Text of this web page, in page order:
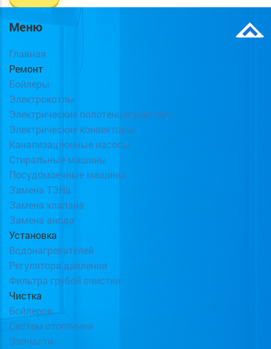
Меню
Главная
Ремонт
Бойлеры
Электрокотлы
Электрические полотенцесушители
Электрические конвекторы
Канализационные насосы
Стиральные машины
Посудомоечные машины
Замена ТЭНа
Замена клапана
Замена анода
Установка
Водонагревателей
Регулятора давления
Фильтра грубой очистки
Чистка
Бойлеров
Систем отопления
Запчасти